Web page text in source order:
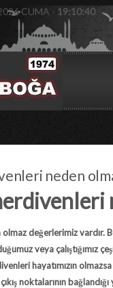
CUMA - 19:10:41
neden
olmaz değerlerimiz vardır.
veya çalıştığımız
hayatımızın
çıkış noktalarının